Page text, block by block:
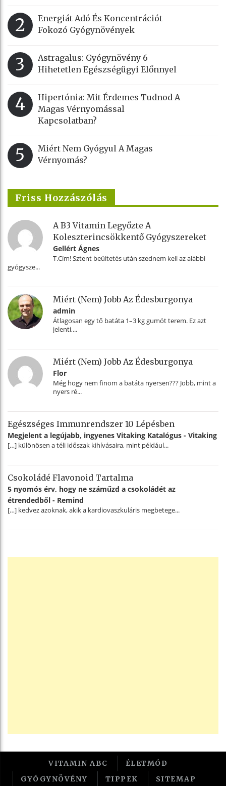
2
Energiát Adó És Koncentrációt
Fokozó Gyógynövények
3
Astragalus: Gyógynövény 6
Hihetetlen Egészségügyi Előnnyel
4
Hipertónia: Mit Érdemes Tudnod A
Magas Vérnyomással
Kapcsolatban?
5
Miért Nem Gyógyul A Magas
Vérnyomás?
Friss Hozzászólás
A B3 Vitamin Legyőzte A
Koleszterincsökkentő Gyógyszereket
Gellért Ágnes
T.Cím! Sztent beültetés után szednem kell az alábbi
gyógysze...
Miért (nem) Jobb Az Édesburgonya
admin
Átlagosan egy tő batáta 1–3 kg gumót terem. Ez azt
jelenti,...
Miért (nem) Jobb Az Édesburgonya
Flor
Még hogy nem finom a batáta nyersen??? Jobb, mint a
nyers ré...
Egészséges Immunrendszer 10 Lépésben
Megjelent a legújabb, ingyenes Vitaking Katalógus - Vitaking
[…] különösen a téli időszak kihívásaira, mint például...
Csokoládé Flavonoid Tartalma
5 nyomós érv, hogy ne száműzd a csokoládét az
étrendedből - Remind
[…] kedvez azoknak, akik a kardiovaszkuláris megbetege...
VITAMIN ABC
ÉLETMÓD
GYÓGYNÖVÉNY
TIPPEK SITEMAP